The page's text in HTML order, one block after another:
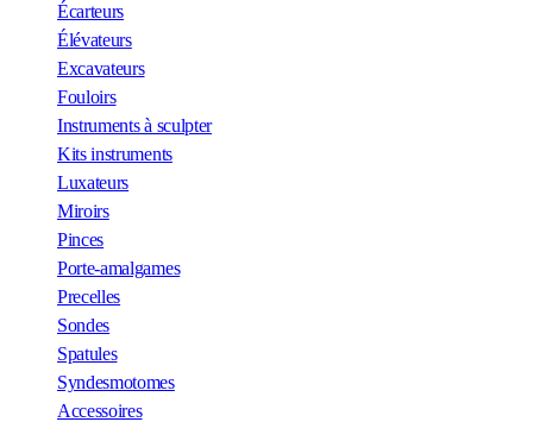
Écarteurs
Élévateurs
Excavateurs
Fouloirs
Instruments à sculpter
Kits instruments
Luxateurs
Miroirs
Pinces
Porte-amalgames
Precelles
Sondes
Spatules
Syndesmotomes
Accessoires